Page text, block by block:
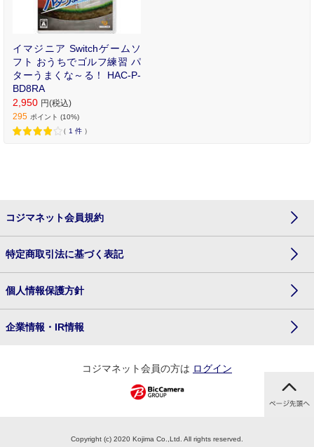
イマジニア Switchゲームソ
フト おうちでゴルフ練習 パ
ターうまくな～る！ HAC-P-
BD8RA
2,950 円(税込)
295 ポイント (10%)
（ 1 件 ）
コジマネット会員規約
特定商取引法に基づく表記
個人情報保護方針
企業情報・IR情報
コジマネット会員の方は ログイン
Copyright (c) 2020 Kojima Co.,Ltd. All rights reserved.